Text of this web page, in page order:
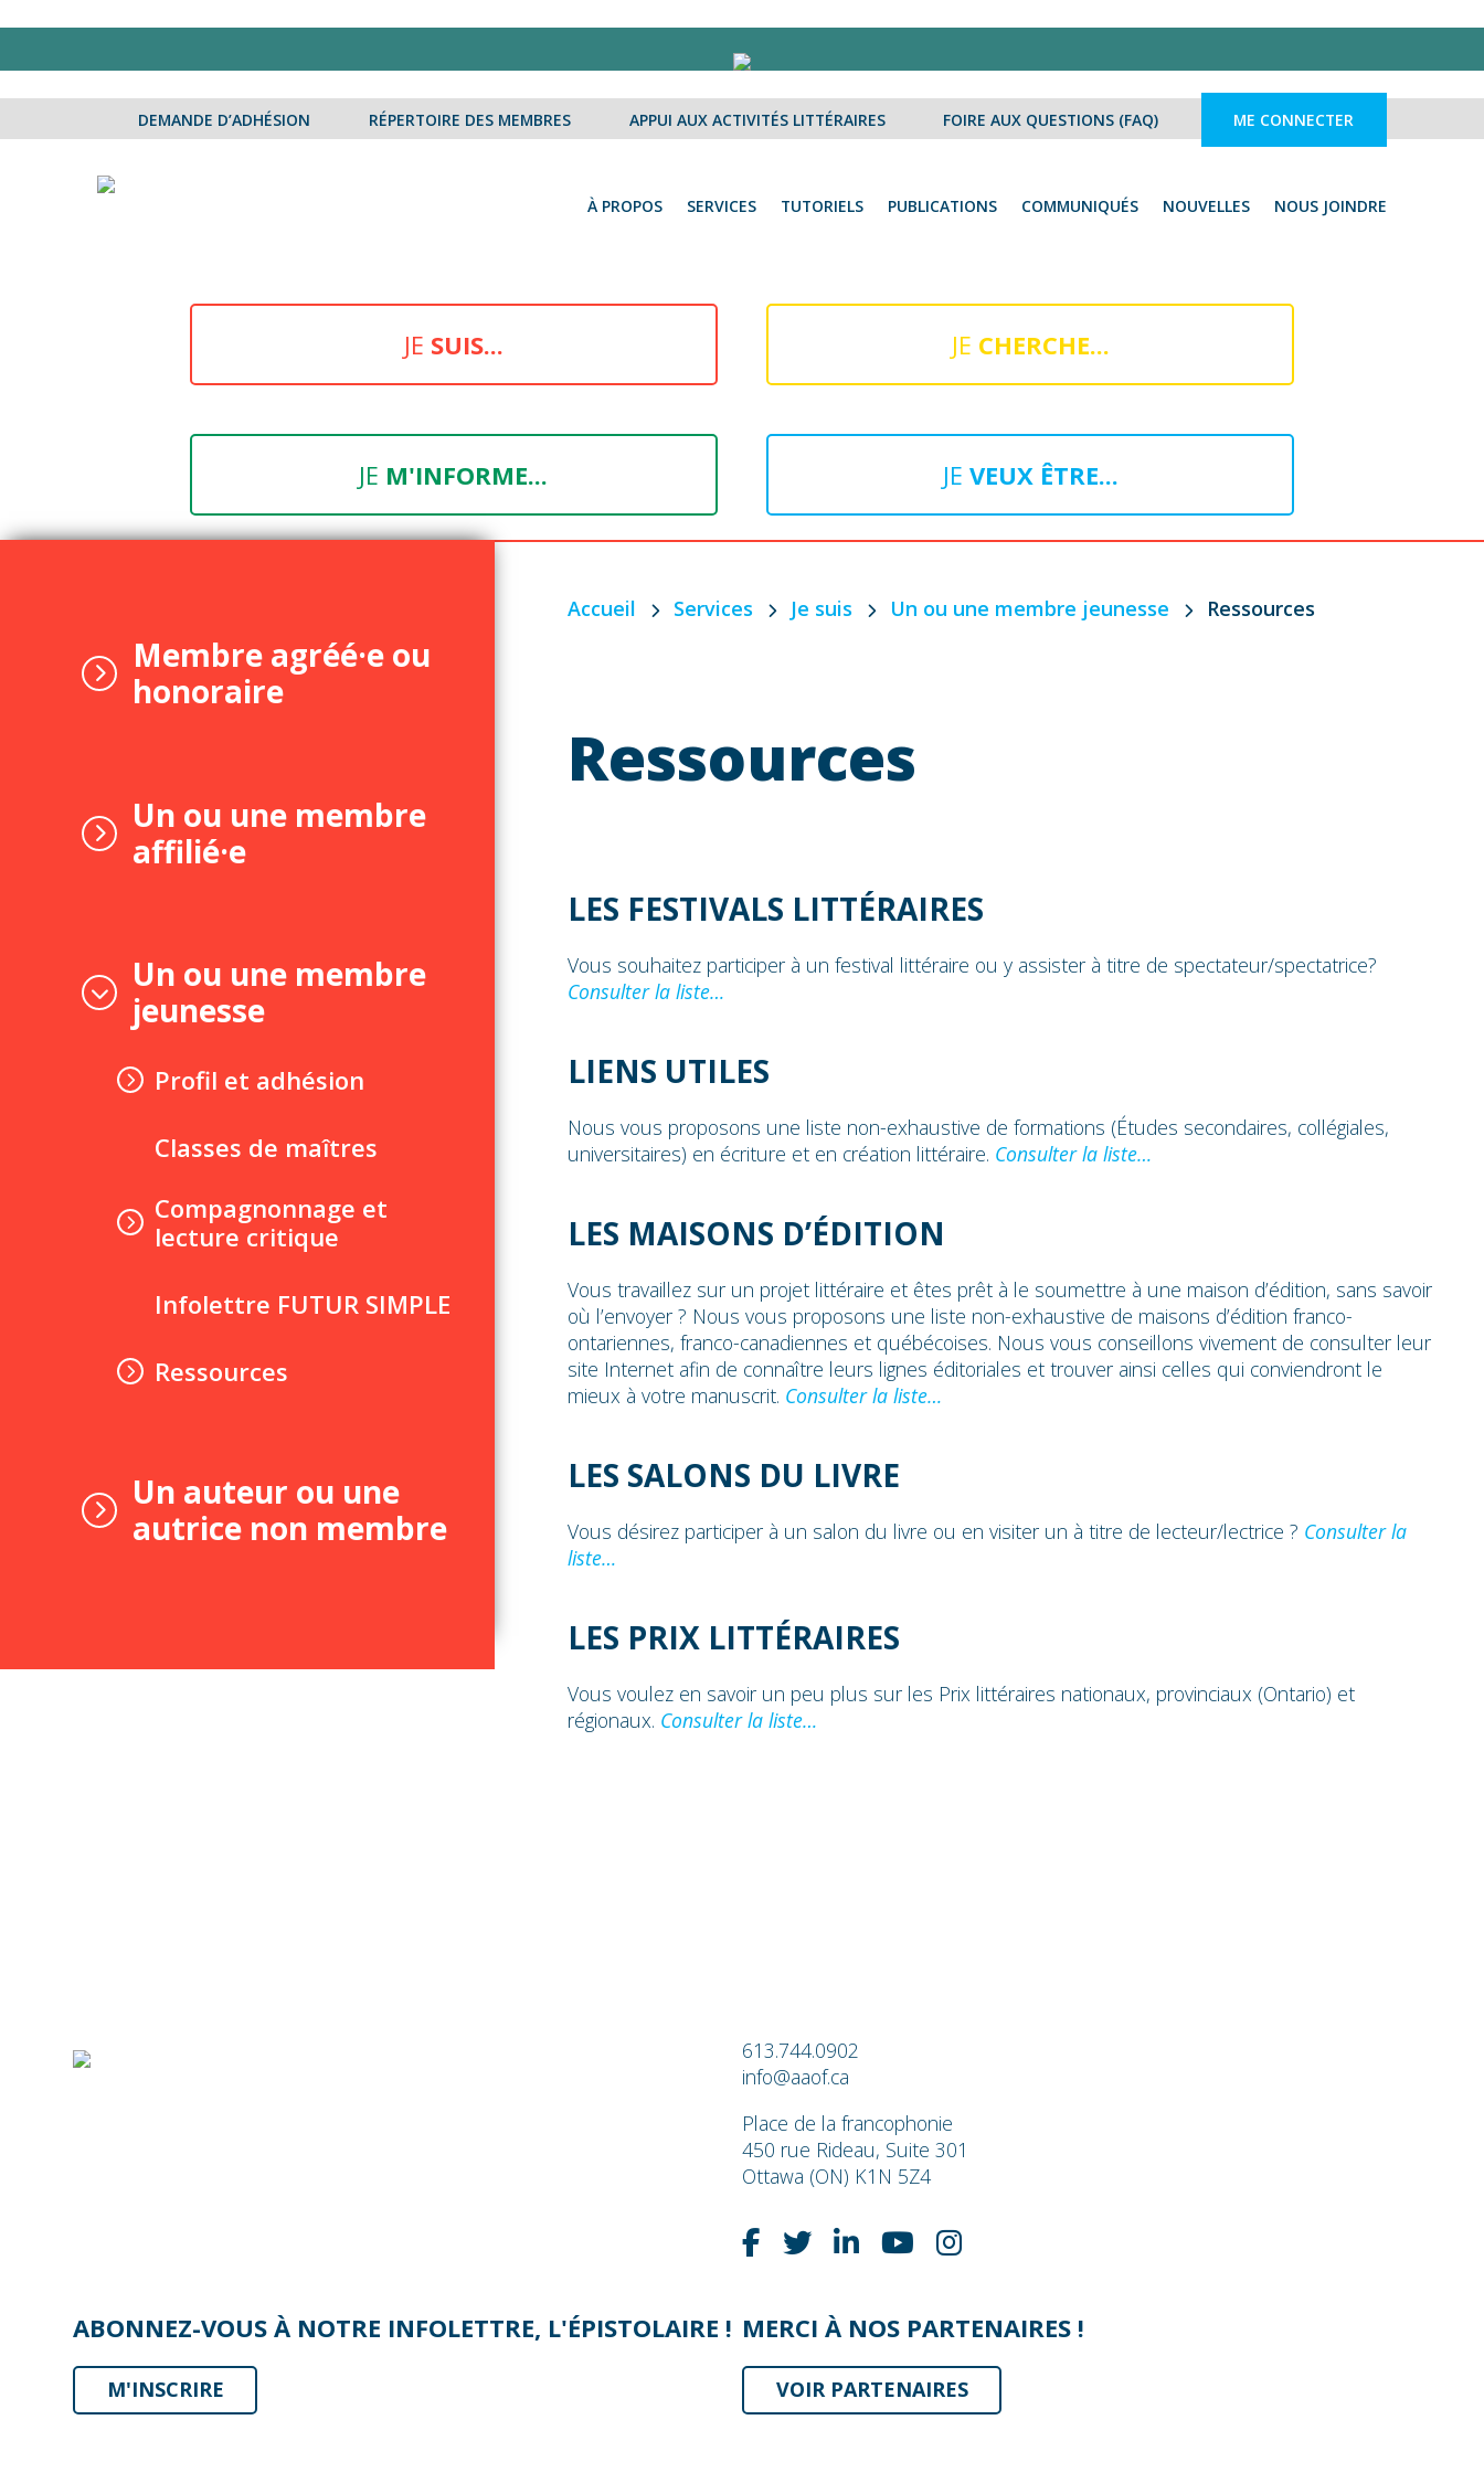
ME CONNECTER
DEMANDE D’ADHÉSION RÉPERTOIRE DES MEMBRES APPUI AUX ACTIVITÉS LITTÉRAIRES FOIRE AUX QUESTIONS (FAQ)
À PROPOS SERVICES TUTORIELS PUBLICATIONS COMMUNIQUÉS NOUVELLES NOUS JOINDRE
JE SUIS... JE CHERCHE...
JE M'INFORME... JE VEUX ÊTRE...
Membre agréé·e ou
honoraire
Un ou une membre
affilié·e
Un ou une membre
jeunesse
Profil et adhésion
Classes de maîtres
Compagnonnage et
lecture critique
Infolettre FUTUR SIMPLE
Ressources
Un auteur ou une
autrice non membre
Accueil Services Je suis Un ou une membre jeunesse Ressources
Ressources
LES FESTIVALS LITTÉRAIRES
Vous souhaitez participer à un festival littéraire ou y assister à titre de spectateur/spectatrice?
Consulter la liste…
LIENS UTILES
Nous vous proposons une liste non-exhaustive de formations (Études secondaires, collégiales,
universitaires) en écriture et en création littéraire. Consulter la liste…
LES MAISONS D’ÉDITION
Vous travaillez sur un projet littéraire et êtes prêt à le soumettre à une maison d’édition, sans savoir
où l’envoyer ? Nous vous proposons une liste non-exhaustive de maisons d’édition franco-
ontariennes, franco-canadiennes et québécoises. Nous vous conseillons vivement de consulter leur
site Internet afin de connaître leurs lignes éditoriales et trouver ainsi celles qui conviendront le
mieux à votre manuscrit. Consulter la liste…
LES SALONS DU LIVRE
Vous désirez participer à un salon du livre ou en visiter un à titre de lecteur/lectrice ? Consulter la
liste…
LES PRIX LITTÉRAIRES
Vous voulez en savoir un peu plus sur les Prix littéraires nationaux, provinciaux (Ontario) et
régionaux. Consulter la liste…
613.744.0902
info@aaof.ca
Place de la francophonie
450 rue Rideau, Suite 301
Ottawa (ON) K1N 5Z4
ABONNEZ-VOUS À NOTRE INFOLETTRE, L'ÉPISTOLAIRE !
M'INSCRIRE
MERCI À NOS PARTENAIRES !
VOIR PARTENAIRES